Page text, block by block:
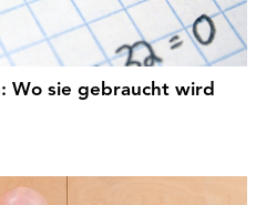
Wo sie gebraucht wird